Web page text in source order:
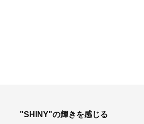
"SHINY"の輝きを感じる